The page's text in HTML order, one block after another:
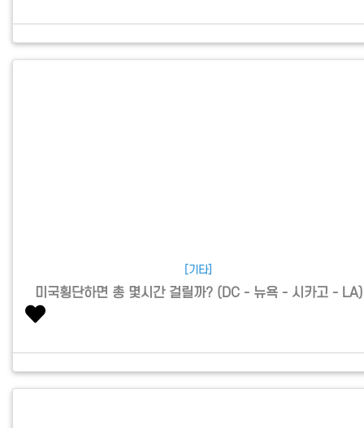
[기타]
미국횡단하면 총 몇시간 걸릴까? (DC - 뉴욕 - 시카고 - LA)